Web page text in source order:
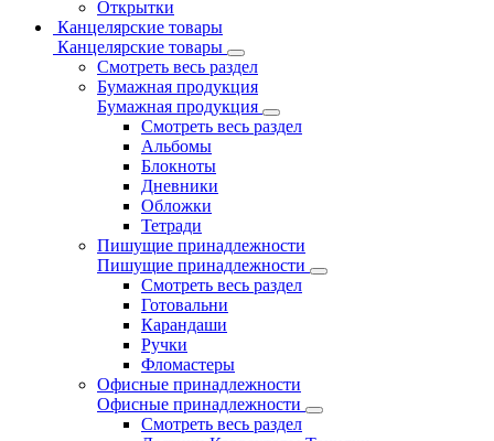
Открытки
Канцелярские товары
Канцелярские товары
Смотреть весь раздел
Бумажная продукция
Бумажная продукция
Смотреть весь раздел
Альбомы
Блокноты
Дневники
Обложки
Тетради
Пишущие принадлежности
Пишущие принадлежности
Смотреть весь раздел
Готовальни
Карандаши
Ручки
Фломастеры
Офисные принадлежности
Офисные принадлежности
Смотреть весь раздел